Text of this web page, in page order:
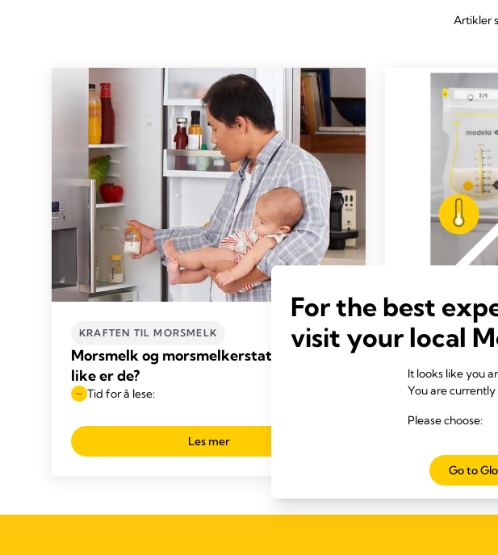
Artikler
KRAFTEN TIL MORSMELK
Morsmelk og morsmelkerstatning: Hvor
like er de?
Tid for å lese:
Les mer
TIPS TIL
Tid for å lese:
For the best
visit your local
It looks like you
You are
Please choose:
Go to